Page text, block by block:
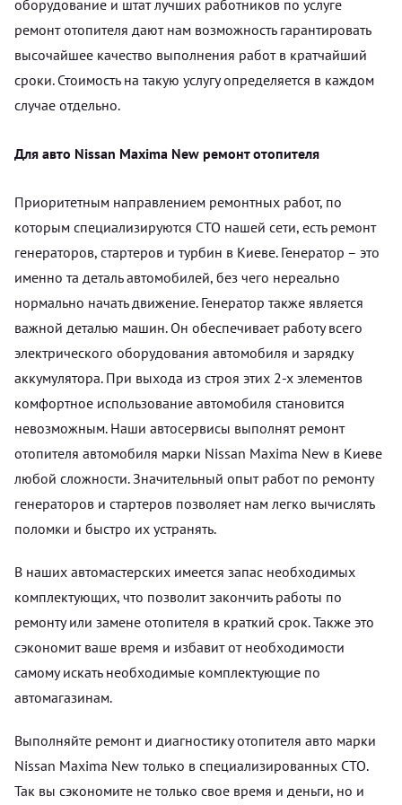
оборудование и штат лучших работников по услуге
ремонт отопителя дают нам возможность гарантировать
высочайшее качество выполнения работ в кратчайший
сроки. Стоимость на такую услугу определяется в каждом
случае отдельно.
Для авто Nissan Maxima New ремонт отопителя
Приоритетным направлением ремонтных работ, по
которым специализируются СТО нашей сети, есть ремонт
генераторов, стартеров и турбин в Киеве. Генератор – это
именно та деталь автомобилей, без чего нереально
нормально начать движение. Генератор также является
важной деталью машин. Он обеспечивает работу всего
электрического оборудования автомобиля и зарядку
аккумулятора. При выхода из строя этих 2-х элементов
комфортное использование автомобиля становится
невозможным. Наши автосервисы выполнят ремонт
отопителя автомобиля марки Nissan Maxima New в Киеве
любой сложности. Значительный опыт работ по ремонту
генераторов и стартеров позволяет нам легко вычислять
поломки и быстро их устранять.
В наших автомастерских имеется запас необходимых
комплектующих, что позволит закончить работы по
ремонту или замене отопителя в краткий срок. Также это
сэкономит ваше время и избавит от необходимости
самому искать необходимые комплектующие по
автомагазинам.
Выполняйте ремонт и диагностику отопителя авто марки
Nissan Maxima New только в специализированных СТО.
Так вы сэкономите не только свое время и деньги, но и